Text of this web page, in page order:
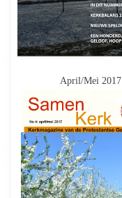
April/Mei 2017